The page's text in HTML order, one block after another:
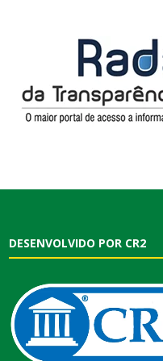
DESENVOLVIDO POR CR2